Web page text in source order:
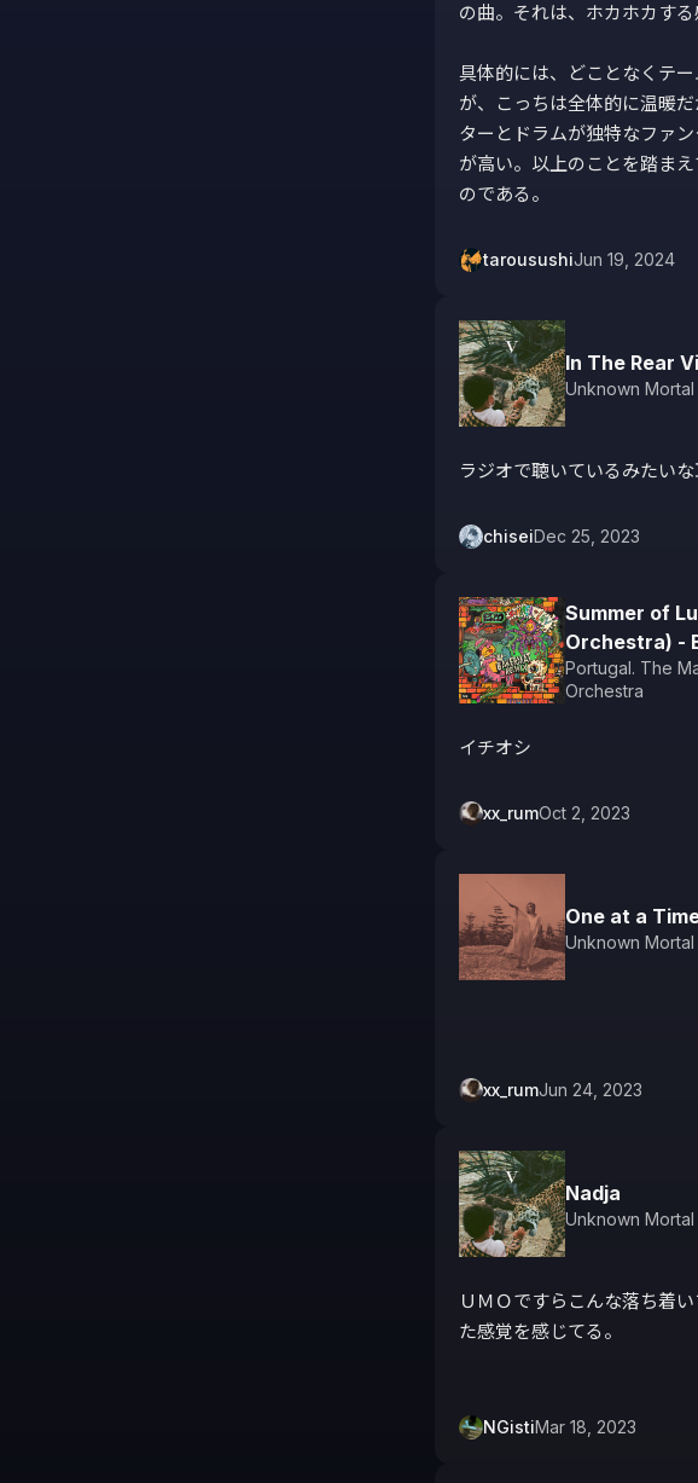
の曲。それは、ホカホカす
具体的には、どことなくテ
が、こっちは全体的に温暖
ターとドラムが独特なファ
が高い。以上のことを踏ま
のである。
tarousushiJun 19, 2024
In The Rear
Unknown
ラジオで聴いているみたい
chiseiDec 25, 2023
Summer of
Orchestra) -
Portugal. The
Orchestra
イチオシ
xx_rumOct 2, 2023
One at a
Unknown
xx_rumJun 24, 2023
Nadja
Unknown
ＵＭＯですらこんな落ち着
た感覚を感じてる。
NGistiMar 18, 2023